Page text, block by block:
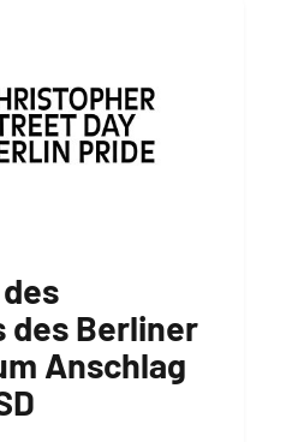
des Berliner
Anschlag